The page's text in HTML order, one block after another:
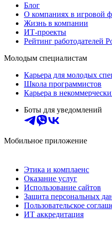
Блог
О компаниях в игровой
Жизнь в компании
ИТ-проекты
Рейтинг работодателей
Молодым специалистам
Карьера для молодых
Школа программистов
Карьера в
Боты для уведомлений
Мобильное приложение
Этика и комплаенс
Оказание услуг
Использование сайтов
Защита персональных
Пользовательское
ИТ аккредитация